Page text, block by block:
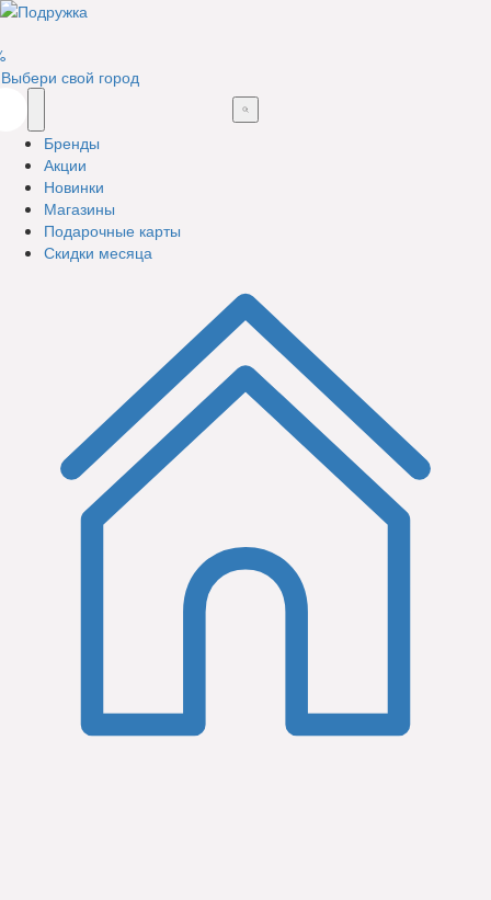
Выбери свой город
Бренды
Акции
Новинки
Магазины
Подарочные карты
Скидки месяца